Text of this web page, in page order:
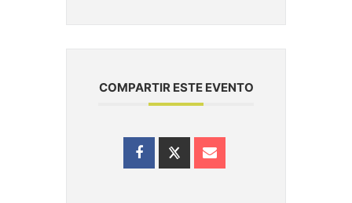
COMPARTIR ESTE EVENTO